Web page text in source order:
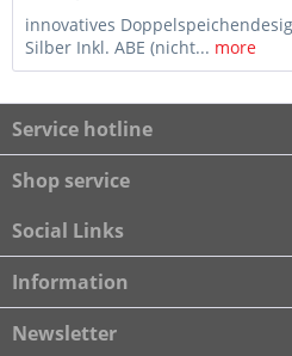
innovatives
Silber Inkl. ABE (nicht... more
Service hotline
Shop service
Social Links
Information
Newsletter